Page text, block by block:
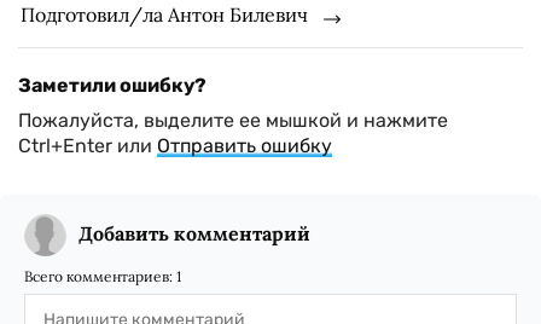
Подготовил/ла Антон Билевич
Заметили ошибку?
Пожалуйста, выделите ее мышкой и нажмите
Ctrl+Enter или Отправить ошибку
Добавить комментарий
Всего комментариев: 1